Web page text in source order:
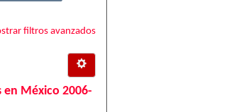
filtros avanzados
México 2006-